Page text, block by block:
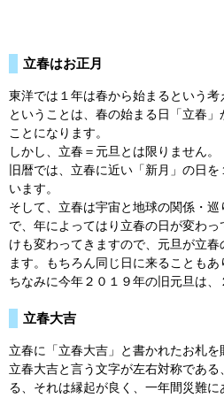
立春はお正月
東洋では１年は春から始まるという考
ということは、春の始まる日「立春
ことになります。
しかし、立春＝元旦とは限りません。
旧暦では、立春に近い「新月」の日
います。
そして、立春は宇宙と地球の関係・
で、年によってはり立春の日が変わ
けも変わってきますので、元旦が立
ます。もちろん同じ日に来ることもあ
ちなみに今年２０１９年の旧元旦は、
立春大吉
立春に「立春大吉」と書かれたお札を
立春大吉と言う文字が左右対称である
る、それは縁起が良く、一年間災難